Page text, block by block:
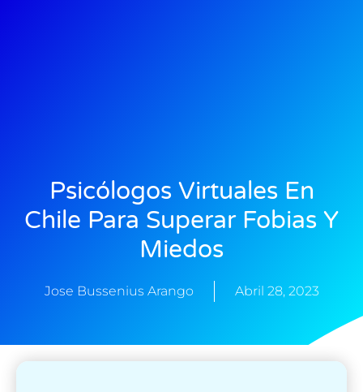
Psicólogos Virtuales En
Chile Para Superar Fobias Y
Miedos
Jose Bussenius Arango Abril 28, 2023